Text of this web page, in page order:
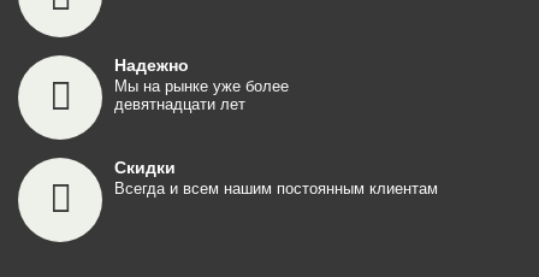
Надежно
Мы на рынке уже более
девятнадцати лет
Скидки
Всегда и всем нашим постоянным клиентам